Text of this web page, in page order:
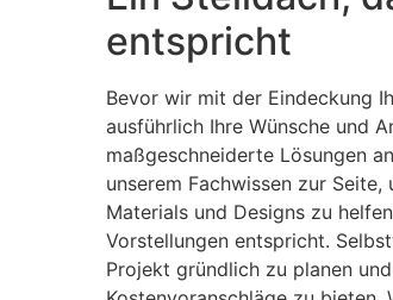
entspricht
Bevor wir mit der Eindeckung
ausführlich Ihre Wünsche und
maßgeschneiderte Lösungen
unserem Fachwissen zur
Materials und Designs zu
Vorstellungen entspricht.
Projekt gründlich zu planen